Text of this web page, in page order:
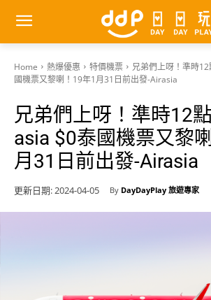
Home 熱爆優惠 特價機票
兄弟們上呀！準時
國機票又黎喇！19年1月31日前出發-Airasia
兄弟們上呀！準時12
asia $0泰國機票又黎
月31日前出發-Airasia
更新日期:2024-04-05 By DayDayPlay 旅遊專家